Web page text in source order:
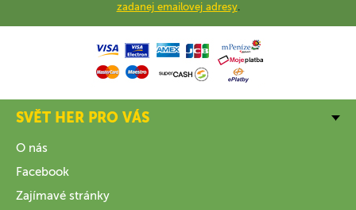
zadanej emailovej adresy.
SVĚT HER PRO VÁS
O nás
Facebook
Zajímavé stránky